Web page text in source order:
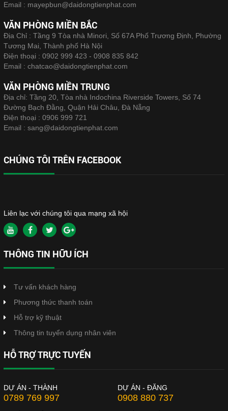
Email : mayepbun@daidongtienphat.com
VĂN PHÒNG MIỀN BẮC
Địa Chỉ : Tầng 9 Tòa nhà Minori, Số 67A Phố Trương Định, Phường
Tương Mai, Thành phố Hà Nội
Điện thoại : 0902 999 423 - 0908 835 842
Email : chatcao@daidongtienphat.com
VĂN PHÒNG MIỀN TRUNG
Địa chỉ: Tầng 20, Tòa nhà Indochina Riverside Towers, Số 74
Đường Bạch Đằng, Quận Hải Châu, Đà Nẵng
Điện thoại : 0906 999 721
Email : sang@daidongtienphat.com
CHÚNG TÔI TRÊN FACEBOOK
Liên lạc với chúng tôi qua mạng xã hội
THÔNG TIN HỮU ÍCH
Tư vấn khách hàng
Phương thức thanh toán
Hỗ trợ kỹ thuật
Thông tin tuyển dụng nhân viên
HỖ TRỢ TRỰC TUYẾN
DỰ ÁN - THÀNH
0789 769 997
DỰ ÁN - ĐĂNG
0908 880 737